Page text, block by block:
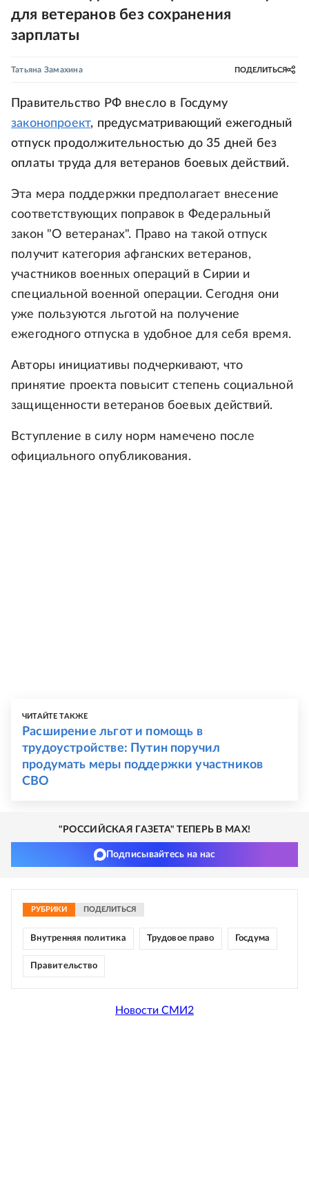
для ветеранов без сохранения
зарплаты
Татьяна Замахина ПОДЕЛИТЬСЯ
Правительство РФ внесло в Госдуму
законопроект, предусматривающий ежегодный
отпуск продолжительностью до 35 дней без
оплаты труда для ветеранов боевых действий.
Эта мера поддержки предполагает внесение
соответствующих поправок в Федеральный
закон "О ветеранах". Право на такой отпуск
получит категория афганских ветеранов,
участников военных операций в Сирии и
специальной военной операции. Сегодня они
уже пользуются льготой на получение
ежегодного отпуска в удобное для себя время.
Авторы инициативы подчеркивают, что
принятие проекта повысит степень социальной
защищенности ветеранов боевых действий.
Вступление в силу норм намечено после
официального опубликования.
ЧИТАЙТЕ ТАКЖЕ
Расширение льгот и помощь в
трудоустройстве: Путин поручил
продумать меры поддержки участников
СВО
"РОССИЙСКАЯ ГАЗЕТА" ТЕПЕРЬ В MAX!
Подписывайтесь на нас
РУБРИКИ ПОДЕЛИТЬСЯ
Внутренняя политика Трудовое право Госдума
Правительство
Новости СМИ2